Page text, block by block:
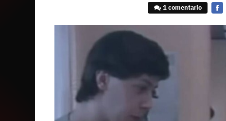
1 comentario